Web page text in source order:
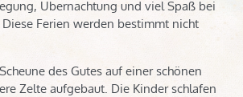
Übernachtung und viel Spaß bei
Ferien werden bestimmt nicht
des Gutes auf einer schönen
Zelte aufgebaut. Die Kinder schlafen